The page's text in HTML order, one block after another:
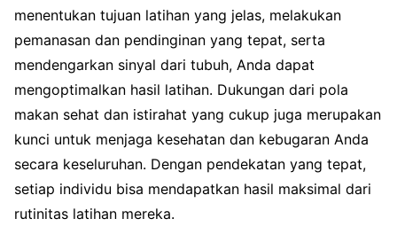
menentukan tujuan latihan yang jelas, melakukan
pemanasan dan pendinginan yang tepat, serta
mendengarkan sinyal dari tubuh, Anda dapat
mengoptimalkan hasil latihan. Dukungan dari pola
makan sehat dan istirahat yang cukup juga merupakan
kunci untuk menjaga kesehatan dan kebugaran Anda
secara keseluruhan. Dengan pendekatan yang tepat,
setiap individu bisa mendapatkan hasil maksimal dari
rutinitas latihan mereka.